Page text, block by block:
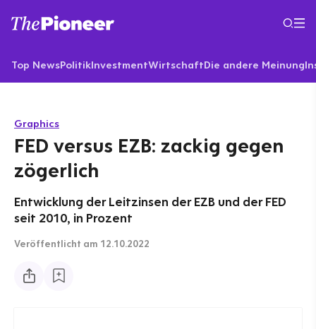
Top NewsPolitikInvestmentWirtschaftDie andere Meinung
Graphics
FED versus EZB: zackig gegen
zögerlich
Entwicklung der Leitzinsen der EZB und der FED
seit 2010, in Prozent
Veröffentlicht am 12.10.2022